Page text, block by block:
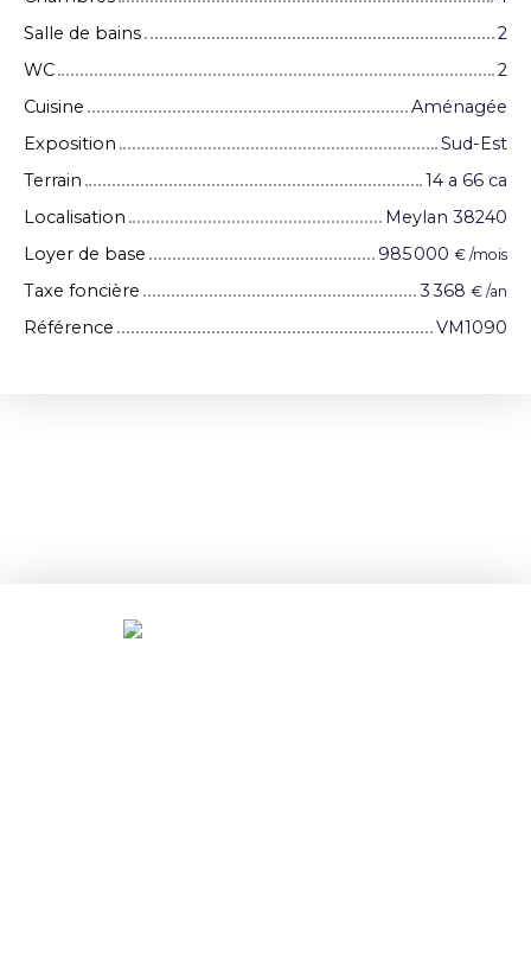
Salle de bains
2
WC
2
Cuisine
Aménagée
Exposition
Sud-Est
Terrain
14 a 66 ca
Localisation
Meylan 38240
Loyer de base
985 000 € /mois
Taxe foncière 3 368 € /an
Référence VM1090